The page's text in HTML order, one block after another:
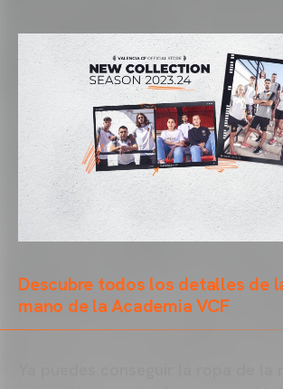
Descubre todos los detalles de
mano de la Academia VCF